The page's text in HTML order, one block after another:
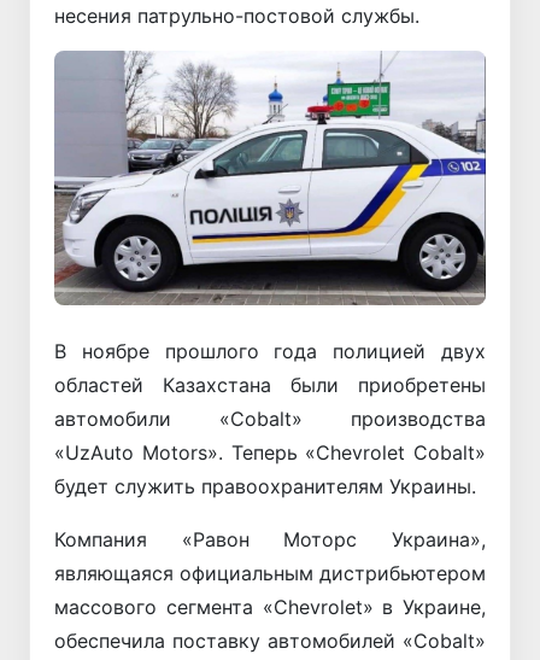
несения патрульно-постовой службы.
В ноябре прошлого года полицией двух
областей Казахстана были приобретены
автомобили «Cobalt» производства
«UzAuto Motors». Теперь «Chevrolet Cobalt»
будет служить правоохранителям Украины.
Компания «Равон Моторс Украина»,
являющаяся официальным дистрибьютером
массового сегмента «Chevrolet» в Украине,
обеспечила поставку автомобилей «Cobalt»